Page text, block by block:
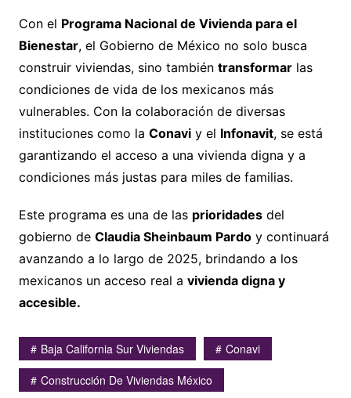
Con el Programa Nacional de Vivienda para el
Bienestar, el Gobierno de México no solo busca
construir viviendas, sino también transformarlas
condiciones de vida de los mexicanos más
vulnerables. Con la colaboración de diversas
instituciones como la Conaviy el Infonavit, se está
garantizando el acceso a una vivienda digna y a
condiciones más justas para miles de familias.
Este programa es una de las prioridadesdel
gobierno de Claudia Sheinbaum Pardoy continuará
avanzando a lo largo de 2025, brindando a los
mexicanos un acceso real a vivienda digna y
accesible.
Baja California Sur Viviendas
Conavi
Construcción De Viviendas México